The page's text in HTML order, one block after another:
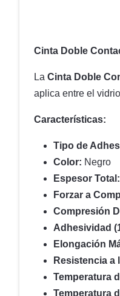
Cinta Doble
La Cinta Doble
aplica entre el
Características:
Tipo de
Color: Negro
Espesor Total:
Forzar a
Compresión
Adhesividad
Elongación
Resistencia a
Temperatura
Temperatura